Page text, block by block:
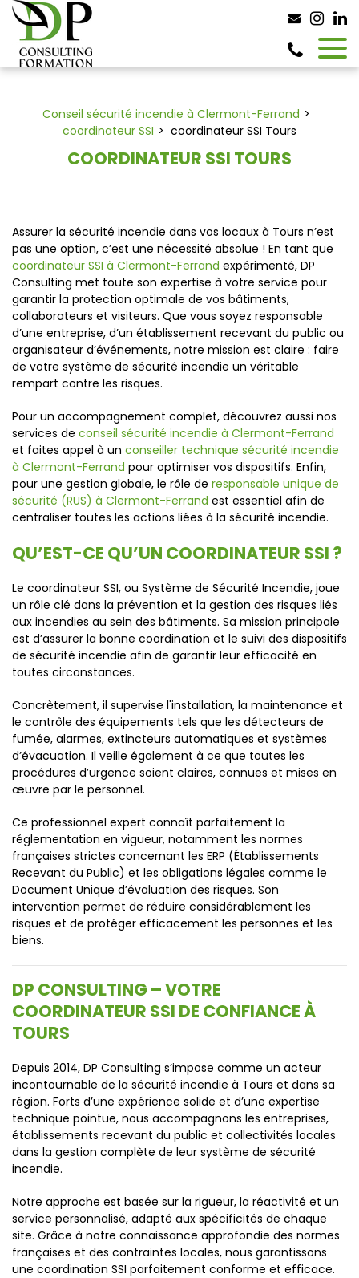
Conseil sécurité incendie à Clermont-Ferrand
coordinateur SSI
coordinateur SSI Tours
COORDINATEUR SSI TOURS
Assurer la sécurité incendie dans vos locaux à Tours n’est
pas une option, c’est une nécessité absolue ! En tant que
coordinateur SSI à Clermont-Ferrand expérimenté, DP
Consulting met toute son expertise à votre service pour
garantir la protection optimale de vos bâtiments,
collaborateurs et visiteurs. Que vous soyez responsable
d’une entreprise, d’un établissement recevant du public ou
organisateur d’événements, notre mission est claire : faire
de votre système de sécurité incendie un véritable
rempart contre les risques.
Pour un accompagnement complet, découvrez aussi nos
services de conseil sécurité incendie à Clermont-Ferrand
et faites appel à un conseiller technique sécurité incendie
à Clermont-Ferrand pour optimiser vos dispositifs. Enfin,
pour une gestion globale, le rôle de responsable unique de
sécurité (RUS) à Clermont-Ferrand est essentiel afin de
centraliser toutes les actions liées à la sécurité incendie.
QU’EST-CE QU’UN COORDINATEUR SSI ?
Le coordinateur SSI, ou Système de Sécurité Incendie, joue
un rôle clé dans la prévention et la gestion des risques liés
aux incendies au sein des bâtiments. Sa mission principale
est d’assurer la bonne coordination et le suivi des dispositifs
de sécurité incendie afin de garantir leur efficacité en
toutes circonstances.
Concrètement, il supervise l'installation, la maintenance et
le contrôle des équipements tels que les détecteurs de
fumée, alarmes, extincteurs automatiques et systèmes
d’évacuation. Il veille également à ce que toutes les
procédures d’urgence soient claires, connues et mises en
œuvre par le personnel.
Ce professionnel expert connaît parfaitement la
réglementation en vigueur, notamment les normes
françaises strictes concernant les ERP (Établissements
Recevant du Public) et les obligations légales comme le
Document Unique d’évaluation des risques. Son
intervention permet de réduire considérablement les
risques et de protéger efficacement les personnes et les
biens.
DP CONSULTING – VOTRE
COORDINATEUR SSI DE CONFIANCE À
TOURS
Depuis 2014, DP Consulting s’impose comme un acteur
incontournable de la sécurité incendie à Tours et dans sa
région. Forts d’une expérience solide et d’une expertise
technique pointue, nous accompagnons les entreprises,
établissements recevant du public et collectivités locales
dans la gestion complète de leur système de sécurité
incendie.
Notre approche est basée sur la rigueur, la réactivité et un
service personnalisé, adapté aux spécificités de chaque
site. Grâce à notre connaissance approfondie des normes
françaises et des contraintes locales, nous garantissons
une coordination SSI parfaitement conforme et efficace.
Panneau de gestion des cookies